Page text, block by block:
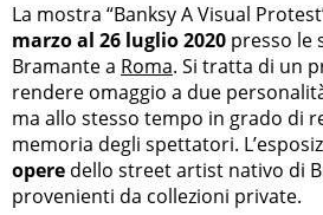
La mostra “Banksy A Visual
marzo al 26 luglio 2020 presso le
Bramante a Roma. Si tratta di un
rendere omaggio a due
ma allo stesso tempo in grado di
memoria degli spettatori.
opere dello street artist nativo di
provenienti da collezioni private.